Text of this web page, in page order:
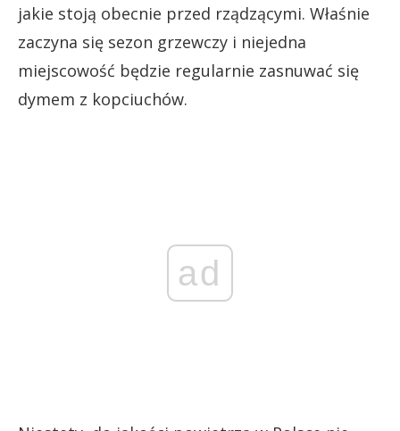
jakie stoją obecnie przed rządzącymi. Właśnie
zaczyna się sezon grzewczy i niejedna
miejscowość będzie regularnie zasnuwać się
dymem z kopciuchów.
ad